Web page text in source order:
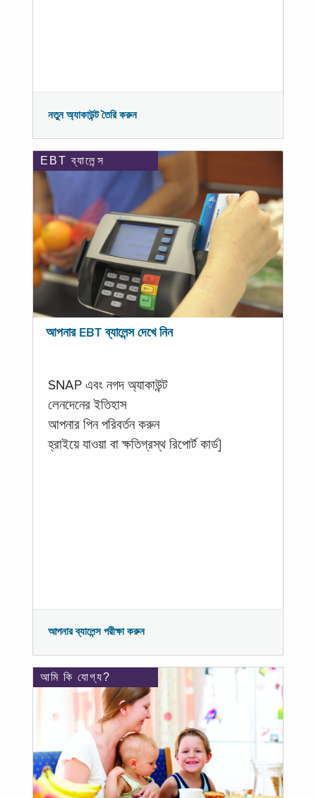
নতুন অ্যাকাউন্ট তৈরি করুন
EBT ব্যালেন্স
আপনার EBT ব্যালেন্স দেখে নিন
SNAP এবং নগদ অ্যাকাউন্ট
লেনদেনের ইতিহাস
আপনার পিন পরিবর্তন করুন
হ্রাইয়ে যাওয়া বা ক্ষতিগ্রস্থ রিপোর্ট কার্ড]
আপনার ব্যালেন্স পরীক্ষা করুন
আমি কি যোগ্য?